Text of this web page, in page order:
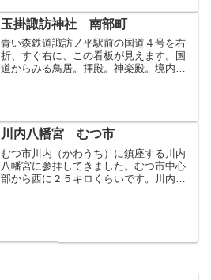
玉掛諏訪神社 南部町
青い森鉄道諏訪ノ平駅前の国道４号を右
折、すぐ右に、この看板が見えます。国
道からみる鳥居。拝殿。神楽殿。境内社
川内八幡宮 むつ市
むつ市川内（かわうち）に鎮座する川内
八幡宮に参拝してきました。むつ市中心
部から西に２５キロくらいです。川内町